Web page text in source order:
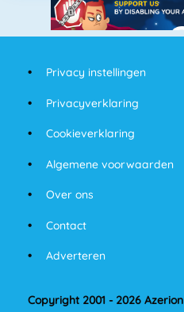
Privacy instellingen
Privacyverklaring
Cookieverklaring
Algemene voorwaarden
Over ons
Contact
Adverteren
Copyright 2001 - 2026 Azerion